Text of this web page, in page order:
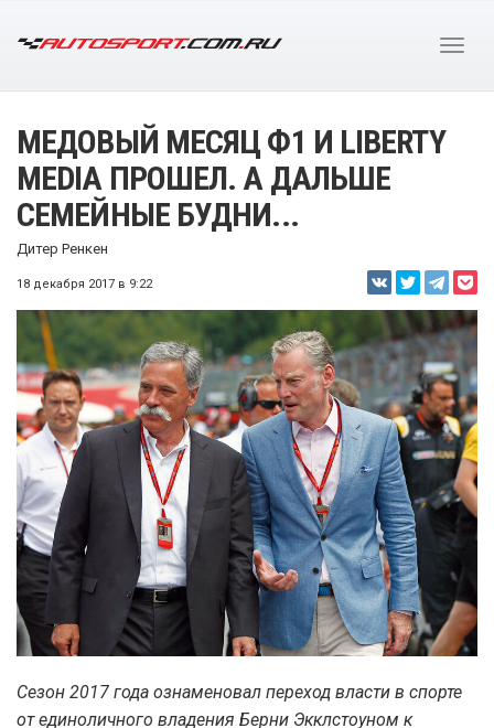
МЕДОВЫЙ МЕСЯЦ Ф1 И LIBERTY
MEDIA ПРОШЕЛ. А ДАЛЬШЕ
СЕМЕЙНЫЕ БУДНИ...
Дитер Ренкен
18 декабря 2017 в 9:22
Сезон 2017 года ознаменовал переход власти в спорте
от единоличного владения Берни Экклстоуном к